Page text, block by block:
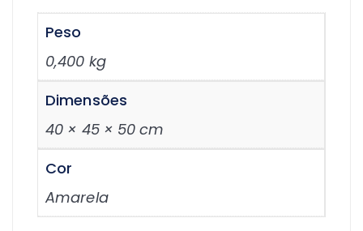
Peso
0,400 kg
Dimensões
40 × 45 × 50 cm
Cor
Amarela